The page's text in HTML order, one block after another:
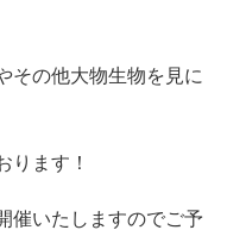
その他大物生物を見に
ります！
催いたしますのでご予